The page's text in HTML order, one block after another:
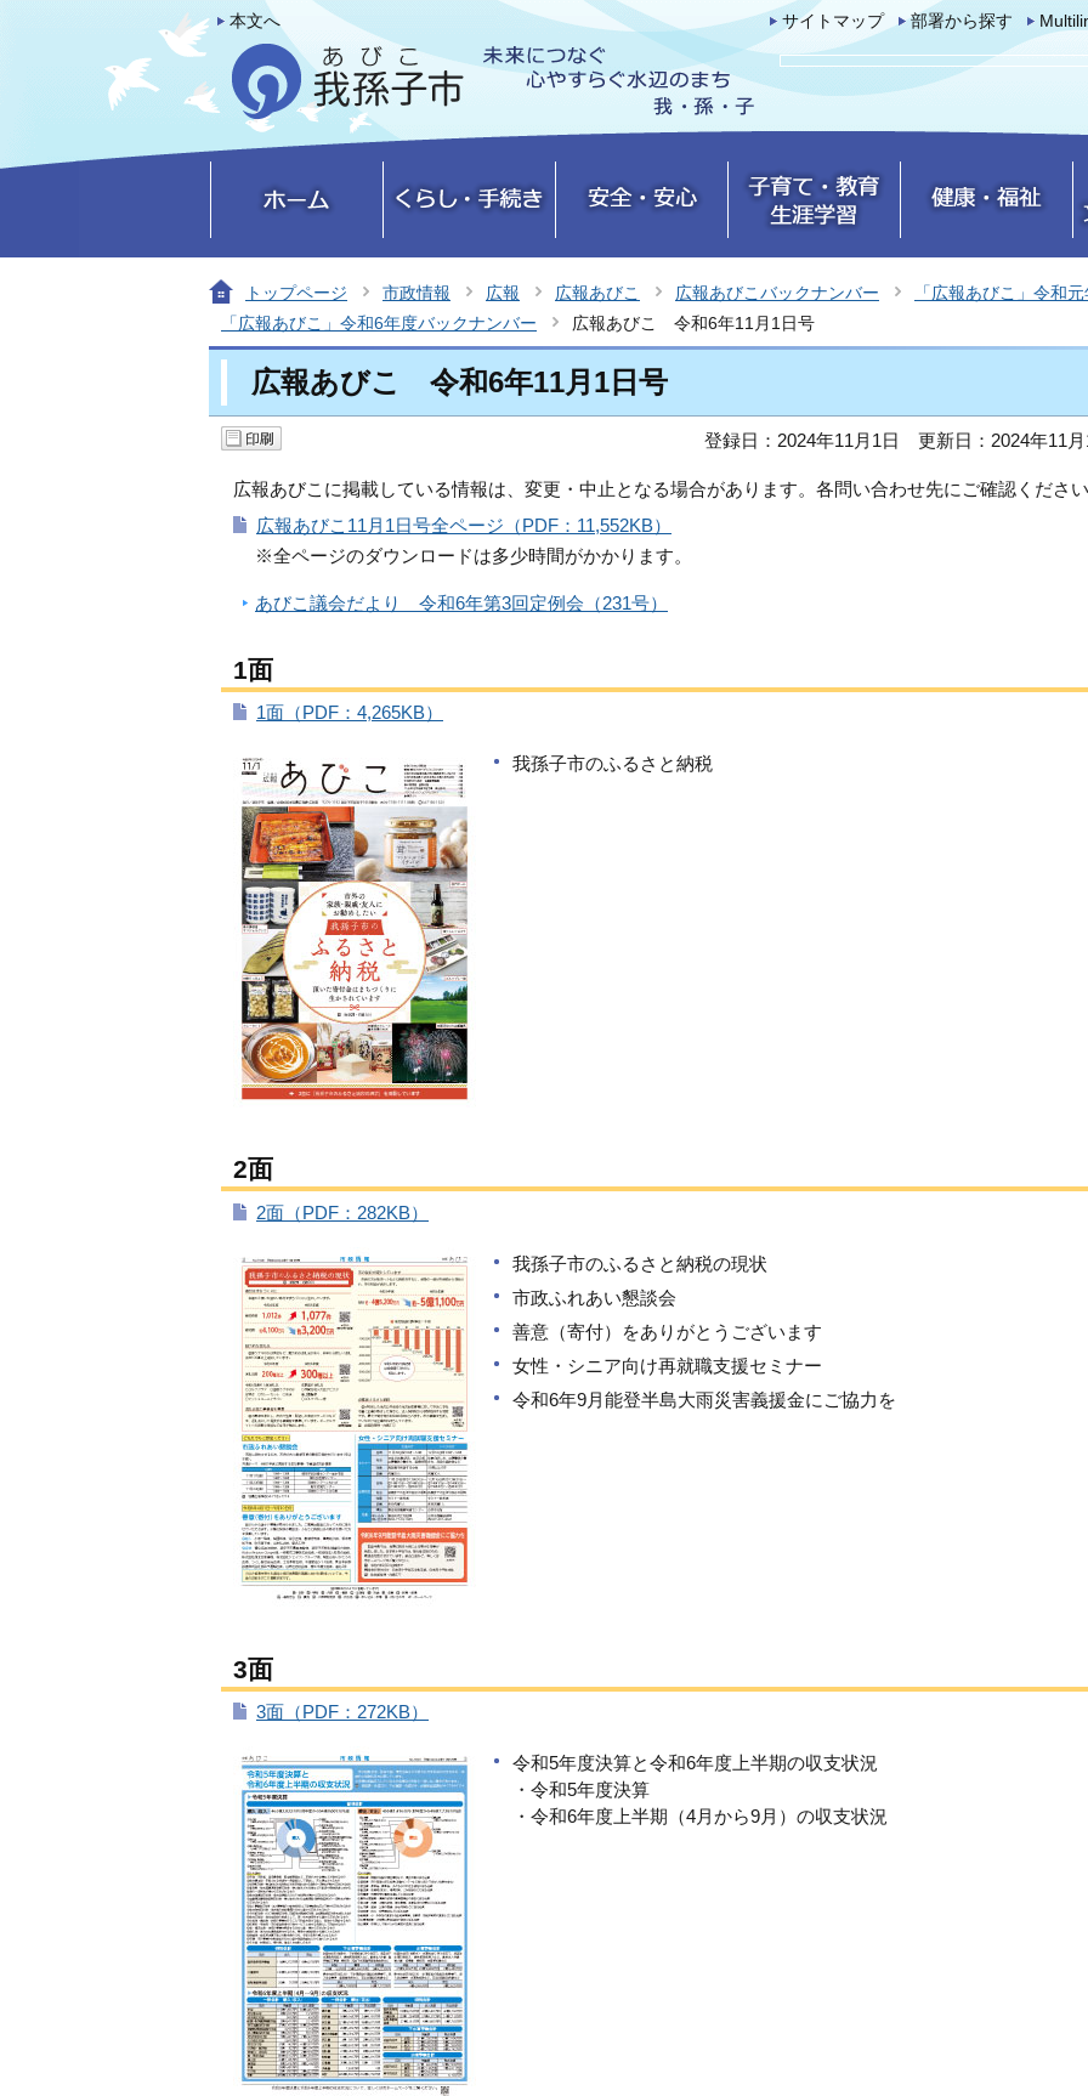
本文へ サイトマップ 部署から探す
トップページ 市政情報 広報 広報あびこ 広報あびこバックナンバー
「広報あびこ」令和
「広報あびこ」令和6年度バックナンバー
広報あびこ 令和6年11月1日号
広報あびこ 令和6年11月1日号
登録日：2024年11月1日 更新日：2024年11
広報あびこに掲載している情報は、変更・中止となる場合があります。各問い合わせ先にご確認くださ
広報あびこ11月1日号全ページ（PDF：11,552KB）
※全ページのダウンロードは多少時間がかかります。
あびこ議会だより 令和6年第3回定例会（231号）
1面
1面（PDF：4,265KB）
我孫子市のふるさと納税
2面
2面（PDF：282KB）
我孫子市のふるさと納税の現状
市政ふれあい懇談会
善意（寄付）をありがとうございます
女性・シニア向け再就職支援セミナー
令和6年9月能登半島大雨災害義援金にご協力を
3面
3面（PDF：272KB）
令和5年度決算と令和6年度上半期の収支状況
・令和5年度決算
・令和6年度上半期（4月から9月）の収支状況